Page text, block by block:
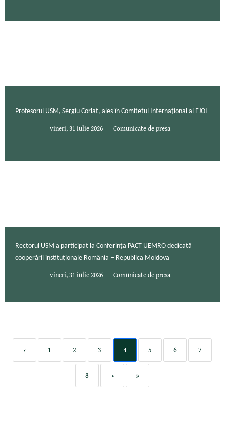
Profesorul USM, Sergiu Corlat, ales în Comitetul Internațional al EJOI
vineri, 31 iulie 2026 Comunicate de presa
Rectorul USM a participat la Conferința PACT UEMRO dedicată
cooperării instituționale România – Republica Moldova
vineri, 31 iulie 2026 Comunicate de presa
‹ 1 2 3 4 5 6 7
8 › »